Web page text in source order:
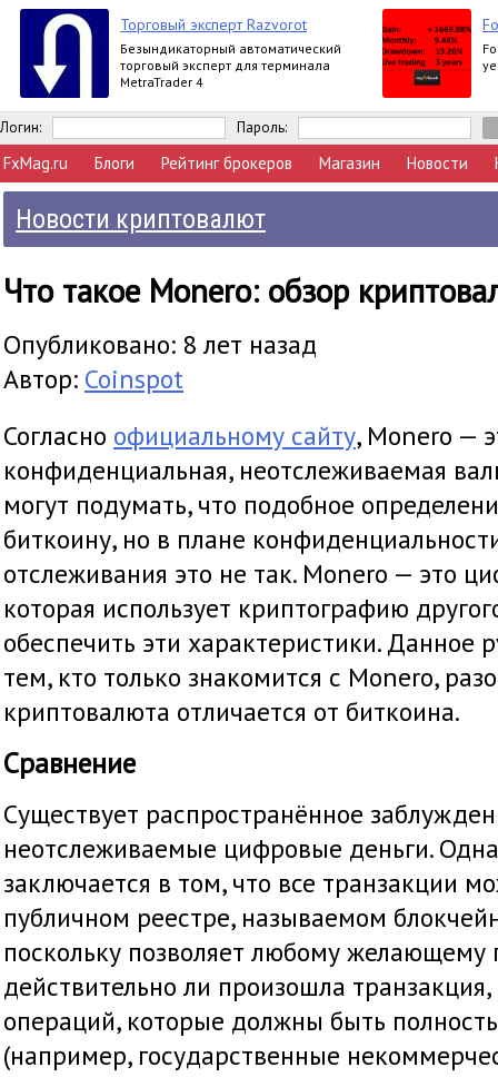
Торговый эксперт Razvorot
Безындикаторный автоматический
торговый эксперт для терминала
MetraTrader 4
Логин: Пароль:
FxMag.ru Блоги Рейтинг брокеров Магазин Новости
Новости криптовалют
Что такое Monero: обзор
Опубликовано: 8 лет назад
Автор: Coinspot
Согласно официальному сайту, Monero —
конфиденциальная, неотслеживаемая
могут подумать, что подобное
биткоину, но в плане
отслеживания это не так. Monero — это
которая использует криптографию
обеспечить эти характеристики. Данное
тем, кто только знакомится с Monero,
криптовалюта отличается от биткоина.
Сравнение
Существует распространённое
неотслеживаемые цифровые деньги.
заключается в том, что все транзакции
публичном реестре, называемом
поскольку позволяет любому желающему
действительно ли произошла
операций, которые должны быть
(например, государственные